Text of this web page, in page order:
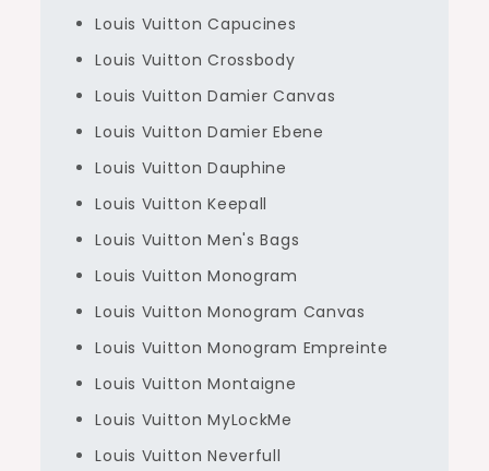
Louis Vuitton Capucines
Louis Vuitton Crossbody
Louis Vuitton Damier Canvas
Louis Vuitton Damier Ebene
Louis Vuitton Dauphine
Louis Vuitton Keepall
Louis Vuitton Men's Bags
Louis Vuitton Monogram
Louis Vuitton Monogram Canvas
Louis Vuitton Monogram Empreinte
Louis Vuitton Montaigne
Louis Vuitton MyLockMe
Louis Vuitton Neverfull